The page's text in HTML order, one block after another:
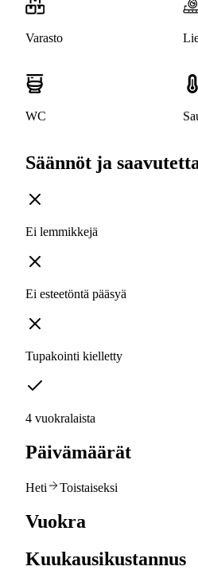
Varasto
WC
Säännöt ja
Ei lemmikkejä
Ei esteetöntä pääsyä
Tupakointi kielletty
4 vuokralaista
Päivämäärät
Heti Toistaiseksi
Vuokra
Kuukausikustannus